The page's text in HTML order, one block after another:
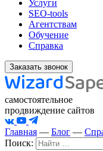
Услуги
SEO-tools
Агентствам
Обучение
Справка
Заказать звонок
самостоятельное
продвиждение сайтов
Главная — Блог —
Поиск: